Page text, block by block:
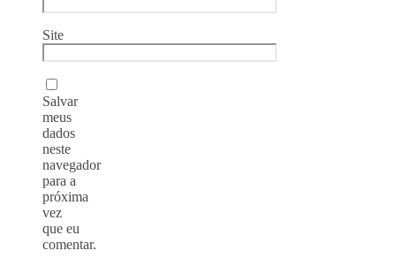
Site
Salvar
meus
dados
neste
navegador
para a
próxima
vez
que eu
comentar.